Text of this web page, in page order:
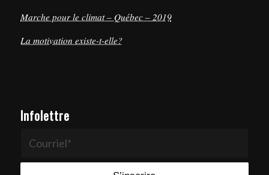
Marche pour le climat – Québec – 2019
La motivation existe-t-elle?
Infolettre